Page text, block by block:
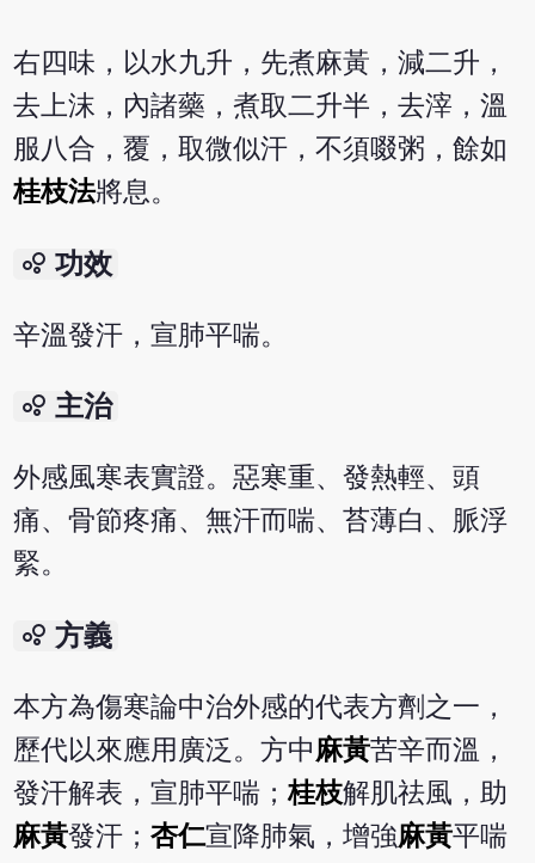
右四味，以水九升，先煮麻黃，減二升，
去上沫，內諸藥，煮取二升半，去滓，溫
服八合，覆，取微似汗，不須啜粥，餘如
桂枝法將息。
bubble_chart 功效
辛溫發汗，宣肺平喘。
bubble_chart 主治
外感風寒表實證。惡寒重、發熱輕、頭
痛、骨節疼痛、無汗而喘、苔薄白、脈浮
緊。
bubble_chart 方義
本方為傷寒論中治外感的代表方劑之一，
歷代以來應用廣泛。方中麻黃苦辛而溫，
發汗解表，宣肺平喘；桂枝解肌祛風，助
麻黃發汗；杏仁宣降肺氣，增強麻黃平喘